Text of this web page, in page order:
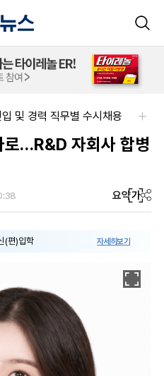
및 경력 직무별 수시채용
…R&D 자회사 합병
요약가
(편)입학 자세히보기